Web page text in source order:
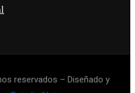
reservados – Diseñado y